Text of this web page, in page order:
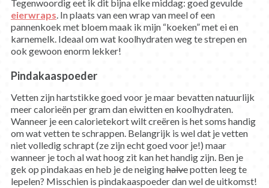
Tegenwoordig eet ik dit bijna elke middag: goed gevulde
eierwraps. In plaats van een wrap van meel of een
pannenkoek met bloem maak ik mijn “koeken” met ei en
karnemelk. Ideaal om wat koolhydraten weg te strepen en
ook gewoon enorm lekker!
Pindakaaspoeder
Vetten zijn hartstikke goed voor je maar bevatten natuurlijk
meer calorieën per gram dan eiwitten en koolhydraten.
Wanneer je een calorietekort wilt creëren is het soms handig
om wat vetten te schrappen. Belangrijk is wel dat je vetten
niet volledig schrapt (ze zijn echt goed voor je!) maar
wanneer je toch al wat hoog zit kan het handig zijn. Ben je
gek op pindakaas en heb je de neiginghalvepotten leeg te
lepelen? Misschien is pindakaaspoeder dan wel de uitkomst!